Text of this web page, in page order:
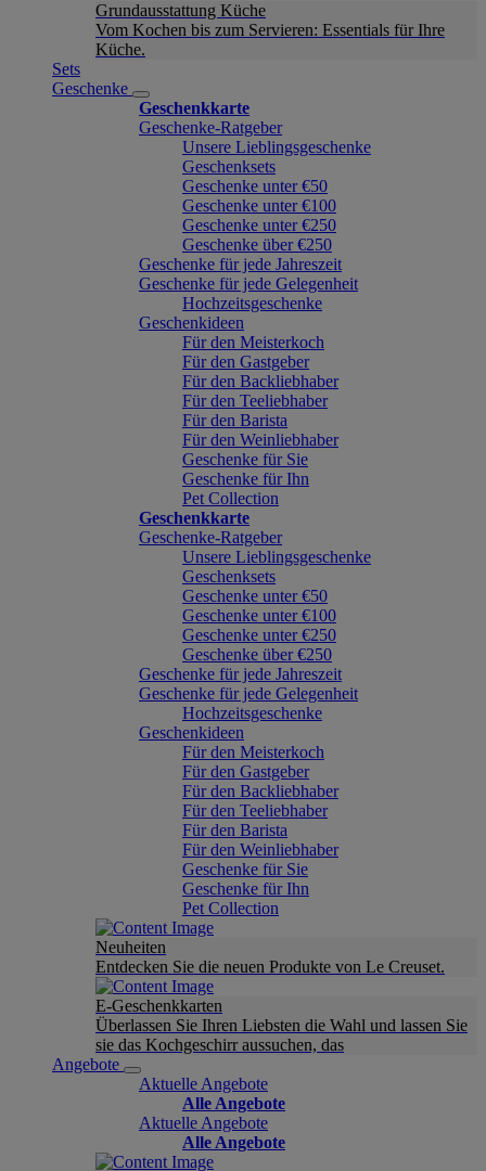
Grundausstattung Küche
Vom Kochen bis zum Servieren: Essentials für Ihre
Küche.
Sets
Geschenke
Geschenkkarte
Geschenke-Ratgeber
Unsere Lieblingsgeschenke
Geschenksets
Geschenke unter €50
Geschenke unter €100
Geschenke unter €250
Geschenke über €250
Geschenke für jede Jahreszeit
Geschenke für jede Gelegenheit
Hochzeitsgeschenke
Geschenkideen
Für den Meisterkoch
Für den Gastgeber
Für den Backliebhaber
Für den Teeliebhaber
Für den Barista
Für den Weinliebhaber
Geschenke für Sie
Geschenke für Ihn
Pet Collection
Geschenkkarte
Geschenke-Ratgeber
Unsere Lieblingsgeschenke
Geschenksets
Geschenke unter €50
Geschenke unter €100
Geschenke unter €250
Geschenke über €250
Geschenke für jede Jahreszeit
Geschenke für jede Gelegenheit
Hochzeitsgeschenke
Geschenkideen
Für den Meisterkoch
Für den Gastgeber
Für den Backliebhaber
Für den Teeliebhaber
Für den Barista
Für den Weinliebhaber
Geschenke für Sie
Geschenke für Ihn
Pet Collection
Neuheiten
Entdecken Sie die neuen Produkte von Le Creuset.
E-Geschenkkarten
Überlassen Sie Ihren Liebsten die Wahl und lassen Sie
sie das Kochgeschirr aussuchen, das
Angebote
Aktuelle Angebote
Alle Angebote
Aktuelle Angebote
Alle Angebote